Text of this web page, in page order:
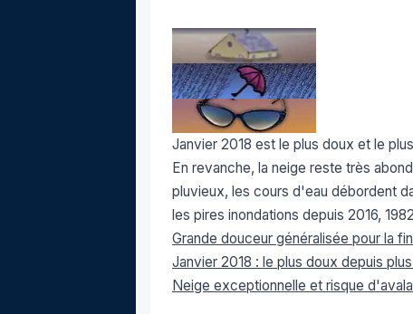
Janvier 2018 est le plus doux et le
En revanche, la neige reste très
pluvieux, les cours d'eau débordent
les pires inondations depuis 2016,
Grande douceur généralisée pour la
Janvier 2018 : le plus doux depuis
Neige exceptionnelle et risque